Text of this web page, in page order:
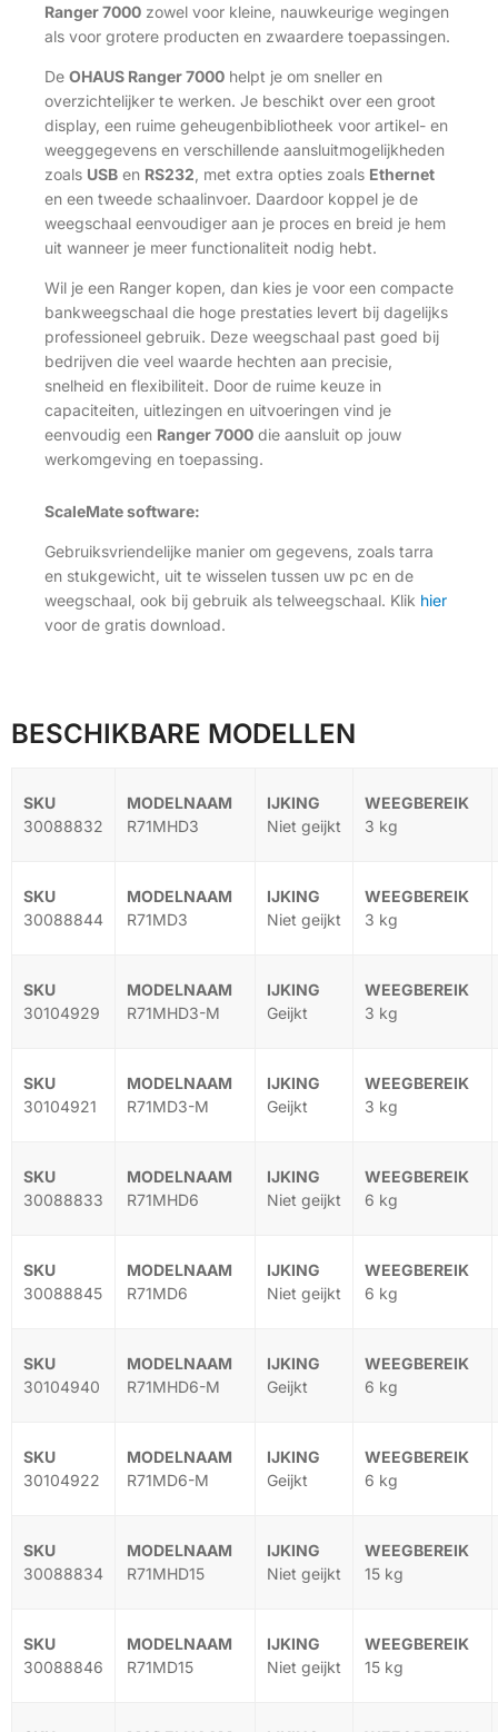
Ranger 7000 zowel voor kleine, nauwkeurige wegingen
als voor grotere producten en zwaardere toepassingen.
De OHAUS Ranger 7000 helpt je om sneller en
overzichtelijker te werken. Je beschikt over een groot
display, een ruime geheugenbibliotheek voor artikel- en
weeggegevens en verschillende aansluitmogelijkheden
zoals USB en RS232 , met extra opties zoals Ethernet
en een tweede schaalinvoer. Daardoor koppel je de
weegschaal eenvoudiger aan je proces en breid je hem
uit wanneer je meer functionaliteit nodig hebt.
Wil je een Ranger kopen, dan kies je voor een compacte
bankweegschaal die hoge prestaties levert bij dagelijks
professioneel gebruik. Deze weegschaal past goed bij
bedrijven die veel waarde hechten aan precisie,
snelheid en flexibiliteit. Door de ruime keuze in
capaciteiten, uitlezingen en uitvoeringen vind je
eenvoudig een Ranger 7000 die aansluit op jouw
werkomgeving en toepassing.
ScaleMate software:
Gebruiksvriendelijke manier om gegevens, zoals tarra
en stukgewicht, uit te wisselen tussen uw pc en de
weegschaal, ook bij gebruik als telweegschaal. Klik hier
voor de gratis download.
BESCHIKBARE MODELLEN
30088832 R71MHD3 Niet geijkt 3 kg
30088844 R71MD3 Niet geijkt 3 kg
30104929 R71MHD3-M Geijkt 3 kg
30104921 R71MD3-M Geijkt 3 kg
30088833 R71MHD6 Niet geijkt 6 kg
30088845 R71MD6 Niet geijkt 6 kg
30104940 R71MHD6-M Geijkt 6 kg
30104922 R71MD6-M Geijkt 6 kg
30088834 R71MHD15 Niet geijkt 15 kg
30088846 R71MD15 Niet geijkt 15 kg